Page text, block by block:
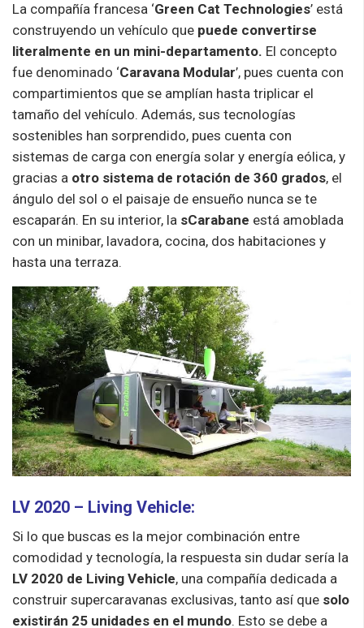
La compañía francesa ‘Green Cat Technologies’ está
construyendo un vehículo que puede convertirse
literalmente en un mini-departamento. El concepto
fue denominado ‘Caravana Modular’, pues cuenta con
compartimientos que se amplían hasta triplicar el
tamaño del vehículo. Además, sus tecnologías
sostenibles han sorprendido, pues cuenta con
sistemas de carga con energía solar y energía eólica, y
gracias a otro sistema de rotación de 360 grados, el
ángulo del sol o el paisaje de ensueño nunca se te
escaparán. En su interior, la sCarabane está amoblada
con un minibar, lavadora, cocina, dos habitaciones y
hasta una terraza.
LV 2020 – Living Vehicle:
Si lo que buscas es la mejor combinación entre
comodidad y tecnología, la respuesta sin dudar sería la
LV 2020 de Living Vehicle, una compañía dedicada a
construir supercaravanas exclusivas, tanto así que solo
existirán 25 unidades en el mundo. Esto se debe a